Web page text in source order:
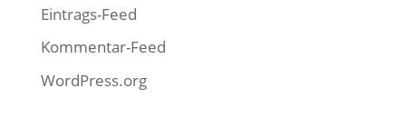
Eintrags-Feed
Kommentar-Feed
WordPress.org